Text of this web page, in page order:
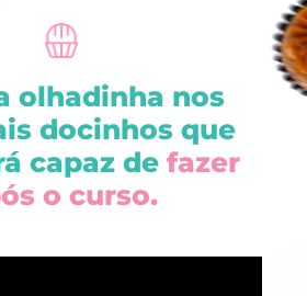
olhadinha nos
docinhos que
capaz de fazer
o curso.